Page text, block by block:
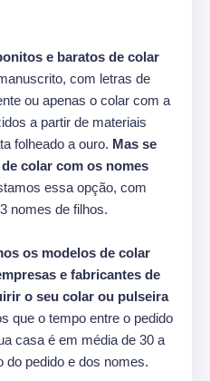
e baratos de colar
com letras de
ou apenas o colar com a
a partir de materiais
folheado a ouro. Mas se
colar com os nomes
essa opção, com
nomes de filhos.
os modelos de colar
e fabricantes de
o seu colar ou pulseira
que o tempo entre o pedido
casa é em média de 30 a
do pedido e dos nomes.